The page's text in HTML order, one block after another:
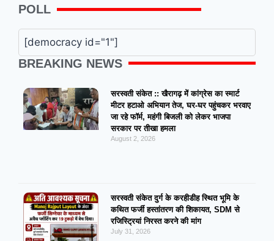
POLL
[democracy id="1"]
BREAKING NEWS
सरस्वती संकेत :: खैरागढ़ में कांग्रेस का स्मार्ट
मीटर हटाओ अभियान तेज, घर-घर पहुंचकर भरवाए
जा रहे फॉर्म, महंगी बिजली को लेकर भाजपा
सरकार पर तीखा हमला
August 2, 2026
सरस्वती संकेत दुर्ग के करहीडीह स्थित भूमि के
कथित फर्जी हस्तांतरण की शिकायत, SDM से
रजिस्ट्रियां निरस्त करने की मांग
July 31, 2026